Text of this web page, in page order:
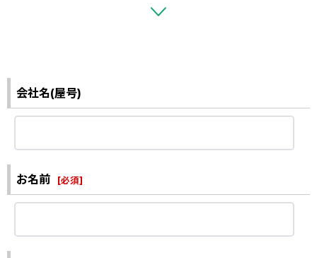
会社名(屋号)
お名前 [必須]